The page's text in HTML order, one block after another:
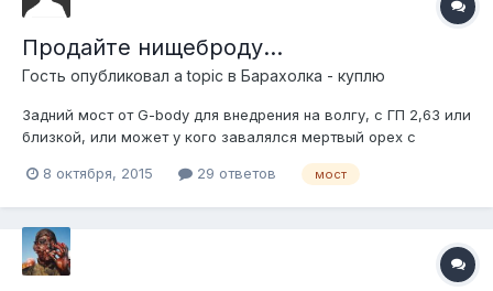
Продайте нищеброду...
Гость опубликовал a topic в Барахолка - куплю
Задний мост от G-body для внедрения на волгу, с ГП 2,63 или
близкой, или может у кого завалялся мертвый орех с
Или любой, можно фордомост с подобной парой главное
8 октября, 2015 29 ответов мост